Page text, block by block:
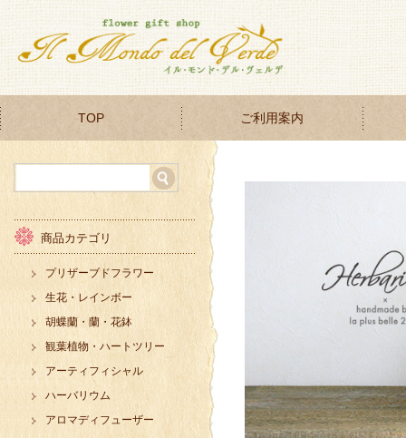
TOP ご利用案内
商品カテゴリ
プリザーブドフラワー
生花・レインボー
胡蝶蘭・蘭・花鉢
観葉植物・ハートツリー
アーティフィシャル
ハーバリウム
アロマディフューザー